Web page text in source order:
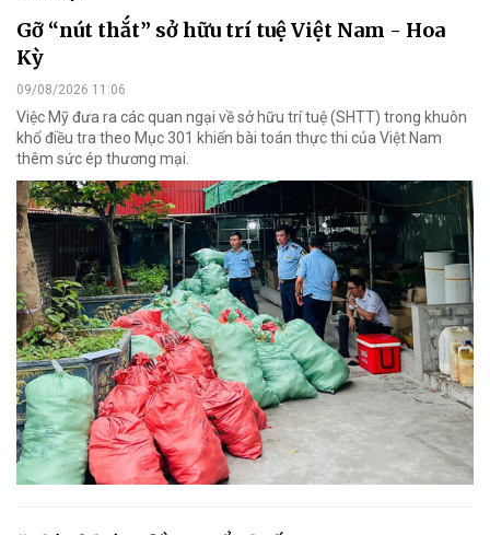
Gỡ “nút thắt” sở hữu trí tuệ Việt Nam - Hoa
Kỳ
09/08/2026 11:06
Việc Mỹ đưa ra các quan ngại về sở hữu trí tuệ (SHTT) trong khuôn
khổ điều tra theo Mục 301 khiến bài toán thực thi của Việt Nam
thêm sức ép thương mại.